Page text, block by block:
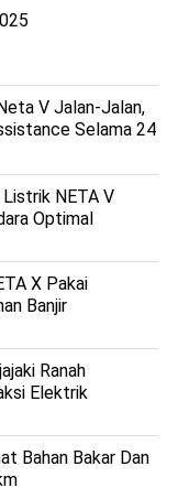
V Jalan-Jalan,
Selama 24
NETA V
Optimal
X Pakai
Banjir
Ranah
Elektrik
Bahan Bakar Dan